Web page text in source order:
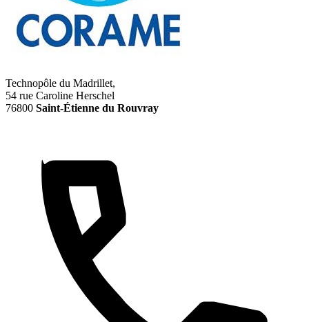
Technopôle du Madrillet,
54 rue Caroline Herschel
76800 Saint-Étienne du Rouvray